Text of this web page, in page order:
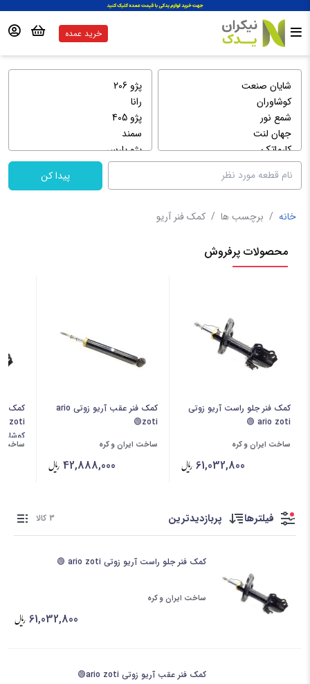
خرید عمده
پیدا کن
خانه / برچسب ها / کمک فنر آریو
محصولات پرفروش
کمک فنر جلو راست آریو زوتی
ario zoti 🟢
ساخت ایران و کره
61,032,800
کمک فنر عقب آریو زوتی ario
zoti🟢
ساخت ایران و کره
42,888,000
کمک
ساخت
فیلترها پربازدیدترین 3 کالا
کمک فنر جلو راست آریو زوتی ario zoti 🟢
ساخت ایران و کره
61,032,800
کمک فنر عقب آریو زوتی ario zoti🟢